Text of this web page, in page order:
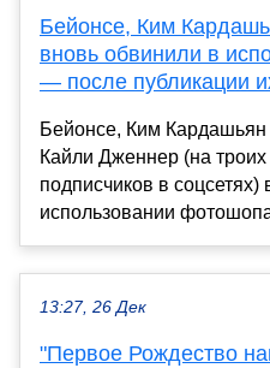
Бейонсе, Ким
вновь обвинили в
— после публикации
Бейонсе, Ким
Кайли Дженнер (на
подписчиков в соцсетях)
использовании
13:27, 26 Дек
"Первое Рождество